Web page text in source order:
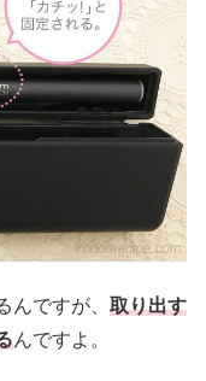
んですが、 取り出す
んですよ。